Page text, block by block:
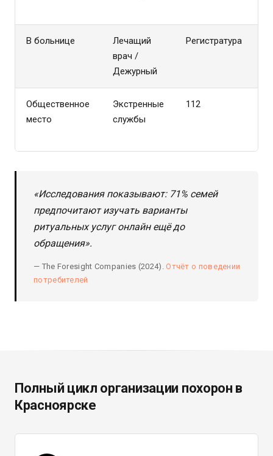
В больнице
Лечащий
врач /
Дежурный
Регистратура
Общественное
место
Экстренные
службы
112
«Исследования показывают: 71% семей
предпочитают изучать варианты
ритуальных услуг онлайн ещё до
обращения».
— The Foresight Companies (2024).Отчёт о поведении
потребителей
Полный цикл организации похорон в
Красноярске